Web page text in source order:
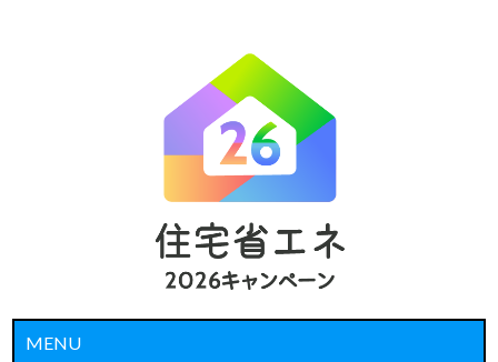
MENU